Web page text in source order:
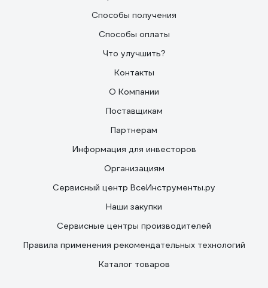
Способы получения
Способы оплаты
Что улучшить?
Контакты
О Компании
Поставщикам
Партнерам
Информация для инвесторов
Организациям
Сервисный центр ВсеИнструменты.ру
Наши закупки
Сервисные центры производителей
Правила применения рекомендательных технологий
Каталог товаров